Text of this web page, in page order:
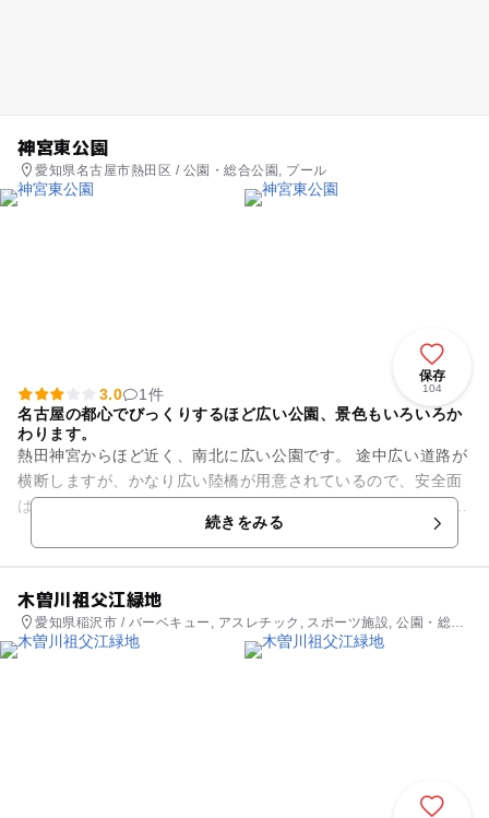
神宮東公園
愛知県名古屋市熱田区 / 公園・総合公園, プール
保存
104
3.0
1件
名古屋の都心でびっくりするほど広い公園、景色もいろいろか
わります。
熱田神宮からほど近く、南北に広い公園です。 途中広い道路が
横断しますが、かなり広い陸橋が用意されているので、安全面
は大丈夫です。 北には市営の熱田プールがあり、夏には子供の
続きをみる
木曽川祖父江緑地
愛知県稲沢市 / バーベキュー, アスレチック, スポーツ施設, 公園・総合
公園, プール